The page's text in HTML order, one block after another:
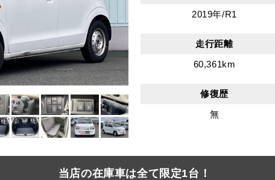
2019年/R1
走行距離
60,361km
修復歴
無
当店の在庫車は全て限定1台！